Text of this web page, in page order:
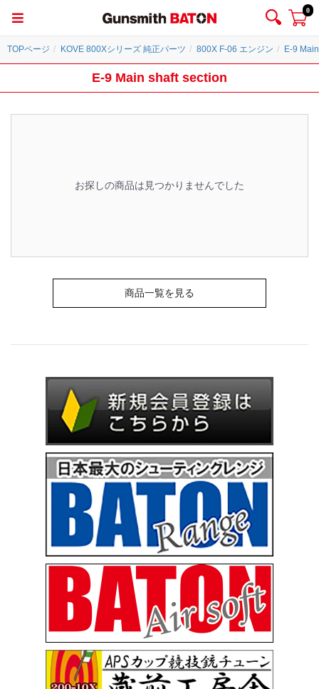
0
TOPページ KOVE 800Xシリーズ 純正パーツ 800X F-06 エンジン E-9
E-9 Main shaft section
お探しの商品は見つかりませんでした
商品一覧を見る